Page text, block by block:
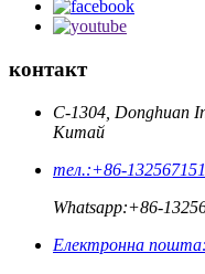
контакт
C-1304, Donghuan
Китай
тел.:+86-
Whatsapp:+86-
Електронна пошта: